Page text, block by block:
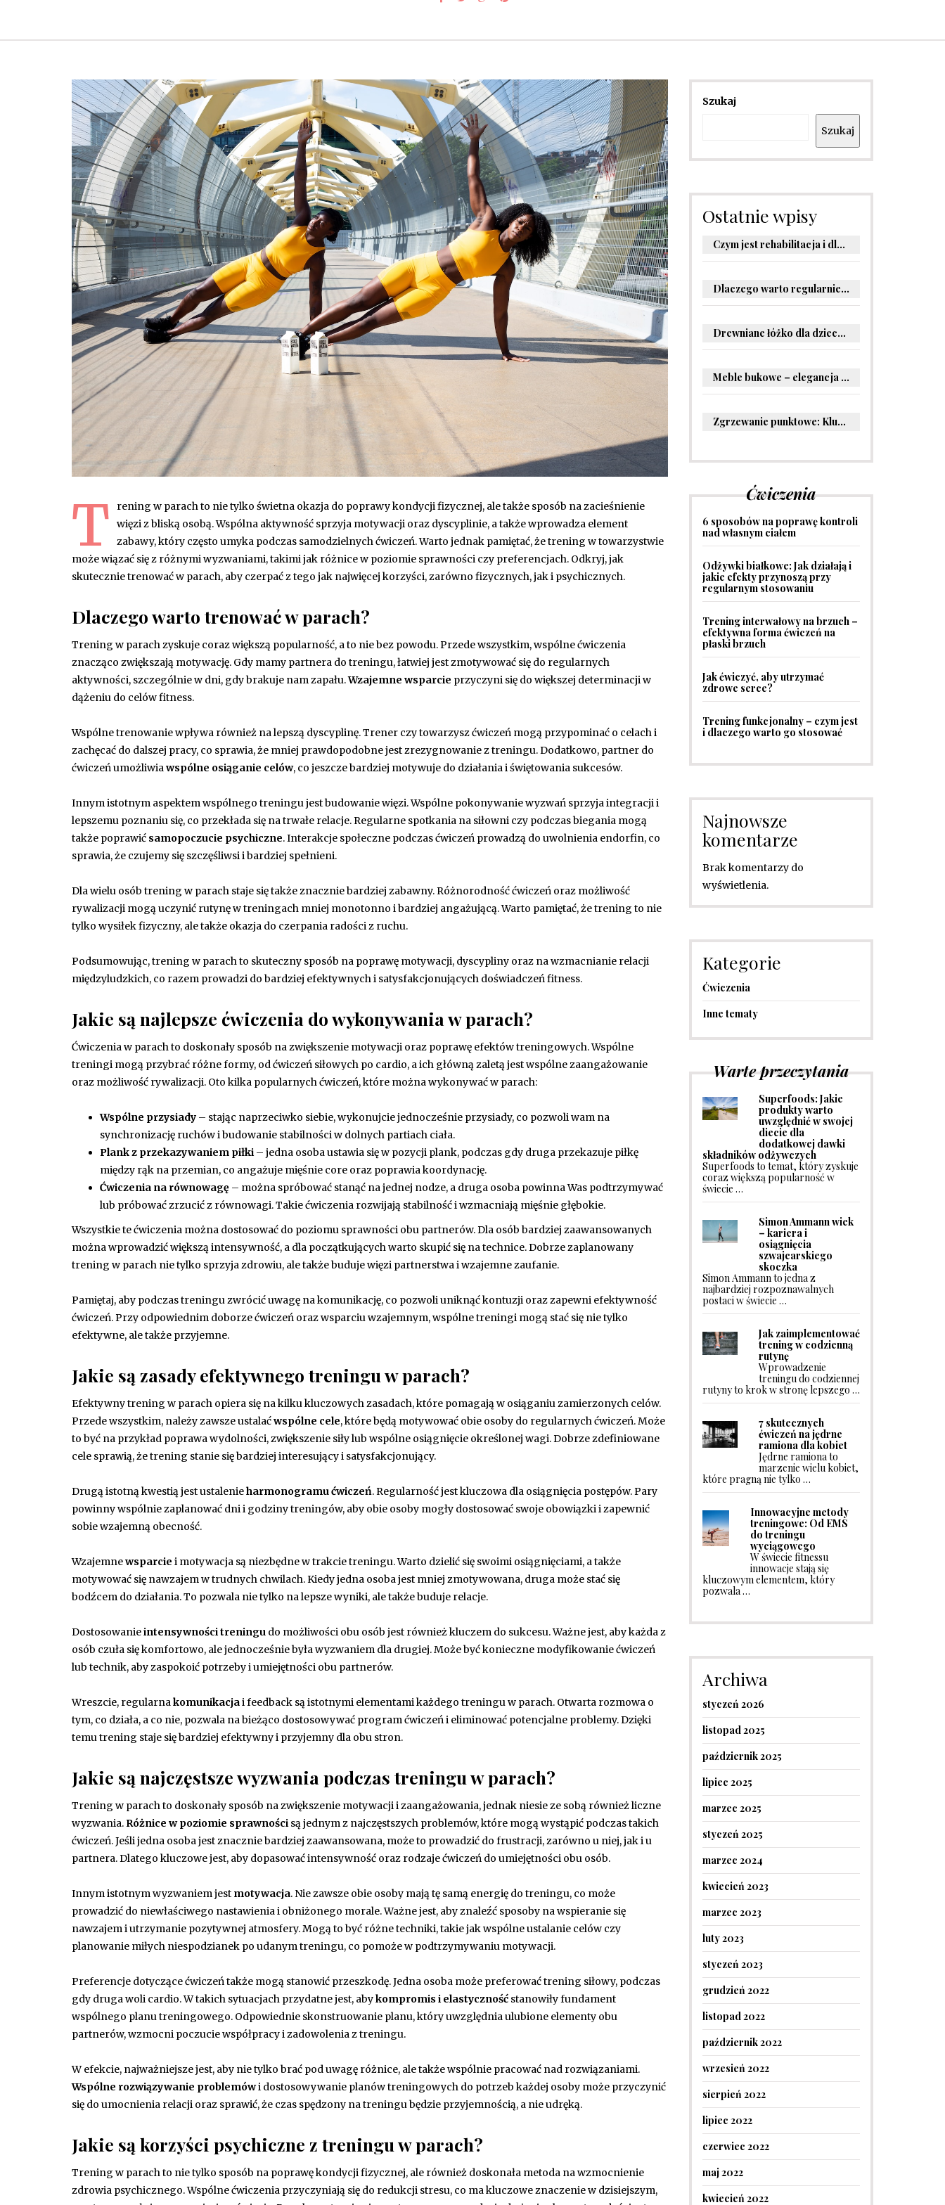
T
rening w parach to nie tylko świetna okazja do poprawy kondycji fizycznej, ale także sposób na zacieśnienie
więzi z bliską osobą. Wspólna aktywność sprzyja motywacji oraz dyscyplinie, a także wprowadza element
zabawy, który często umyka podczas samodzielnych ćwiczeń. Warto jednak pamiętać, że trening w towarzystwie
może wiązać się z różnymi wyzwaniami, takimi jak różnice w poziomie sprawności czy preferencjach. Odkryj, jak
skutecznie trenować w parach, aby czerpać z tego jak najwięcej korzyści, zarówno fizycznych, jak i psychicznych.
Dlaczego warto trenować w parach?
Trening w parach zyskuje coraz większą popularność, a to nie bez powodu. Przede wszystkim, wspólne ćwiczenia
znacząco zwiększają motywację. Gdy mamy partnera do treningu, łatwiej jest zmotywować się do regularnych
aktywności, szczególnie w dni, gdy brakuje nam zapału.Wzajemne wsparcie przyczyni się do większej determinacji w
dążeniu do celów fitness.
Wspólne trenowanie wpływa również na lepszą dyscyplinę. Trener czy towarzysz ćwiczeń mogą przypominać o celach i
zachęcać do dalszej pracy, co sprawia, że mniej prawdopodobne jest zrezygnowanie z treningu. Dodatkowo, partner do
ćwiczeń umożliwiawspólne osiąganie celów, co jeszcze bardziej motywuje do działania i świętowania sukcesów.
Innym istotnym aspektem wspólnego treningu jest budowanie więzi. Wspólne pokonywanie wyzwań sprzyja integracji i
lepszemu poznaniu się, co przekłada się na trwałe relacje. Regularne spotkania na siłowni czy podczas biegania mogą
także poprawić samopoczucie psychiczne. Interakcje społeczne podczas ćwiczeń prowadzą do uwolnienia endorfin, co
sprawia, że czujemy się szczęśliwsi i bardziej spełnieni.
Dla wielu osób trening w parach staje się także znacznie bardziej zabawny. Różnorodność ćwiczeń oraz możliwość
rywalizacji mogą uczynić rutynę w treningach mniej monotonno i bardziej angażującą. Warto pamiętać, że trening to nie
tylko wysiłek fizyczny, ale także okazja do czerpania radości z ruchu.
Podsumowując, trening w parach to skuteczny sposób na poprawę motywacji, dyscypliny oraz na wzmacnianie relacji
międzyludzkich, co razem prowadzi do bardziej efektywnych i satysfakcjonujących doświadczeń fitness.
Jakie są najlepsze ćwiczenia do wykonywania w parach?
Ćwiczenia w parach to doskonały sposób na zwiększenie motywacji oraz poprawę efektów treningowych. Wspólne
treningi mogą przybrać różne formy, od ćwiczeń siłowych po cardio, a ich główną zaletą jest wspólne zaangażowanie
oraz możliwość rywalizacji. Oto kilka popularnych ćwiczeń, które można wykonywać w parach:
Wspólne przysiady – stając naprzeciwko siebie, wykonujcie jednocześnie przysiady, co pozwoli wam na
synchronizację ruchów i budowanie stabilności w dolnych partiach ciała.
Plank z przekazywaniem piłki – jedna osoba ustawia się w pozycji plank, podczas gdy druga przekazuje piłkę
między rąk na przemian, co angażuje mięśnie core oraz poprawia koordynację.
Ćwiczenia na równowagę – można spróbować stanąć na jednej nodze, a druga osoba powinna Was podtrzymywać
lub próbować zrzucić z równowagi. Takie ćwiczenia rozwijają stabilność i wzmacniają mięśnie głębokie.
Wszystkie te ćwiczenia można dostosować do poziomu sprawności obu partnerów. Dla osób bardziej zaawansowanych
można wprowadzić większą intensywność, a dla początkujących warto skupić się na technice. Dobrze zaplanowany
trening w parach nie tylko sprzyja zdrowiu, ale także buduje więzi partnerstwa i wzajemne zaufanie.
Pamiętaj, aby podczas treningu zwrócić uwagę na komunikację, co pozwoli uniknąć kontuzji oraz zapewni efektywność
ćwiczeń. Przy odpowiednim doborze ćwiczeń oraz wsparciu wzajemnym, wspólne treningi mogą stać się nie tylko
efektywne, ale także przyjemne.
Jakie są zasady efektywnego treningu w parach?
Efektywny trening w parach opiera się na kilku kluczowych zasadach, które pomagają w osiąganiu zamierzonych celów.
Przede wszystkim, należy zawsze ustalaćwspólne cele, które będą motywować obie osoby do regularnych ćwiczeń. Może
to być na przykład poprawa wydolności, zwiększenie siły lub wspólne osiągnięcie określonej wagi. Dobrze zdefiniowane
cele sprawią, że trening stanie się bardziej interesujący i satysfakcjonujący.
Drugą istotną kwestią jest ustalenieharmonogramu ćwiczeń. Regularność jest kluczowa dla osiągnięcia postępów. Pary
powinny wspólnie zaplanować dni i godziny treningów, aby obie osoby mogły dostosować swoje obowiązki i zapewnić
sobie wzajemną obecność.
Wzajemnewsparcie i motywacja są niezbędne w trakcie treningu. Warto dzielić się swoimi osiągnięciami, a także
motywować się nawzajem w trudnych chwilach. Kiedy jedna osoba jest mniej zmotywowana, druga może stać się
bodźcem do działania. To pozwala nie tylko na lepsze wyniki, ale także buduje relacje.
Dostosowanieintensywności treningu do możliwości obu osób jest również kluczem do sukcesu. Ważne jest, aby każda z
osób czuła się komfortowo, ale jednocześnie była wyzwaniem dla drugiej. Może być konieczne modyfikowanie ćwiczeń
lub technik, aby zaspokoić potrzeby i umiejętności obu partnerów.
Wreszcie, regularnakomunikacjai feedback są istotnymi elementami każdego treningu w parach. Otwarta rozmowa o
tym, co działa, a co nie, pozwala na bieżąco dostosowywać program ćwiczeń i eliminować potencjalne problemy. Dzięki
temu trening staje się bardziej efektywny i przyjemny dla obu stron.
Jakie są najczęstsze wyzwania podczas treningu w parach?
Trening w parach to doskonały sposób na zwiększenie motywacji i zaangażowania, jednak niesie ze sobą również liczne
wyzwania. Różnice w poziomie sprawności są jednym z najczęstszych problemów, które mogą wystąpić podczas takich
ćwiczeń. Jeśli jedna osoba jest znacznie bardziej zaawansowana, może to prowadzić do frustracji, zarówno u niej, jak i u
partnera. Dlatego kluczowe jest, aby dopasować intensywność oraz rodzaje ćwiczeń do umiejętności obu osób.
Innym istotnym wyzwaniem jest motywacja. Nie zawsze obie osoby mają tę samą energię do treningu, co może
prowadzić do niewłaściwego nastawienia i obniżonego morale. Ważne jest, aby znaleźć sposoby na wspieranie się
nawzajem i utrzymanie pozytywnej atmosfery. Mogą to być różne techniki, takie jak wspólne ustalanie celów czy
planowanie miłych niespodzianek po udanym treningu, co pomoże w podtrzymywaniu motywacji.
Preferencje dotyczące ćwiczeń także mogą stanowić przeszkodę. Jedna osoba może preferować trening siłowy, podczas
gdy druga woli cardio. W takich sytuacjach przydatne jest, abykompromis i elastyczność stanowiły fundament
wspólnego planu treningowego. Odpowiednie skonstruowanie planu, który uwzględnia ulubione elementy obu
partnerów, wzmocni poczucie współpracy i zadowolenia z treningu.
W efekcie, najważniejsze jest, aby nie tylko brać pod uwagę różnice, ale także wspólnie pracować nad rozwiązaniami.
Wspólne rozwiązywanie problemówi dostosowywanie planów treningowych do potrzeb każdej osoby może przyczynić
się do umocnienia relacji oraz sprawić, że czas spędzony na treningu będzie przyjemnością, a nie udręką.
Jakie są korzyści psychiczne z treningu w parach?
Trening w parach to nie tylko sposób na poprawę kondycji fizycznej, ale również doskonała metoda na wzmocnienie
zdrowia psychicznego. Wspólne ćwiczenia przyczyniają się do redukcji stresu, co ma kluczowe znaczenie w dzisiejszym,
Szukaj
Szukaj
Ostatnie wpisy
Czym jest rehabilitacja i dlaczego jest kluczowa dla powrotu do zdrowia?
Dlaczego warto regularnie odwiedzać stomatologa?
Drewniane łóżko dla dziecka – oryginalne pomysły na aranżację pokoju malucha
Meble bukowe – elegancja i trwałość w Twoim wnętrzu
Zgrzewanie punktowe: Kluczowe informacje i zastosowania w przemyśle
Ćwiczenia
6 sposobów na poprawę kontroli
nad własnym ciałem
Odżywki białkowe: Jak działają i
jakie efekty przynoszą przy
regularnym stosowaniu
Trening interwałowy na brzuch –
efektywna forma ćwiczeń na
płaski brzuch
Jak ćwiczyć, aby utrzymać
zdrowe serce?
Trening funkcjonalny – czym jest
i dlaczego warto go stosować
Najnowsze
komentarze
Brak komentarzy do
wyświetlenia.
Kategorie
Ćwiczenia
Inne tematy
Warte przeczytania
Superfoods: Jakie
produkty warto
uwzględnić w swojej
diecie dla
dodatkowej dawki
składników odżywczych
Superfoods to temat, który zyskuje
coraz większą popularność w
świecie …
Simon Ammann wiek
– kariera i
osiągnięcia
szwajcarskiego
skoczka
Simon Ammann to jedna z
najbardziej rozpoznawalnych
postaci w świecie …
Jak zaimplementować
trening w codzienną
rutynę
Wprowadzenie
treningu do codziennej
rutyny to krok w stronę lepszego …
7 skutecznych
ćwiczeń na jędrne
ramiona dla kobiet
Jędrne ramiona to
marzenie wielu kobiet,
które pragną nie tylko …
Innowacyjne metody
treningowe: Od EMS
do treningu
wyciągowego
W świecie fitnessu
innowacje stają się
kluczowym elementem, który
pozwala …
Archiwa
styczeń 2026
listopad 2025
październik 2025
lipiec 2025
marzec 2025
styczeń 2025
marzec 2024
kwiecień 2023
marzec 2023
luty 2023
styczeń 2023
grudzień 2022
listopad 2022
październik 2022
wrzesień 2022
sierpień 2022
lipiec 2022
czerwiec 2022
maj 2022
kwiecień 2022